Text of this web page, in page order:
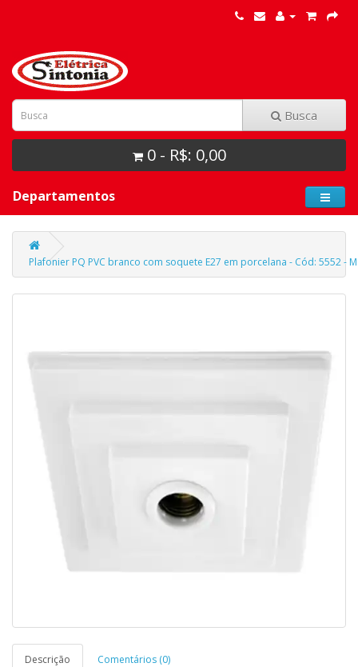
Busca
0 - R$: 0,00
Departamentos
Plafonier PQ PVC branco com soquete E27 em porcelana - Cód: 5552 -
Descrição Comentários (0)